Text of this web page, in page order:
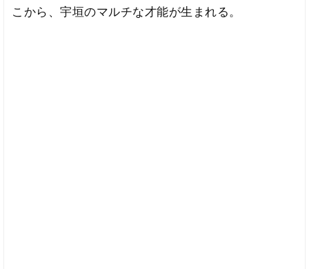
こから、宇垣のマルチな才能が生まれる。